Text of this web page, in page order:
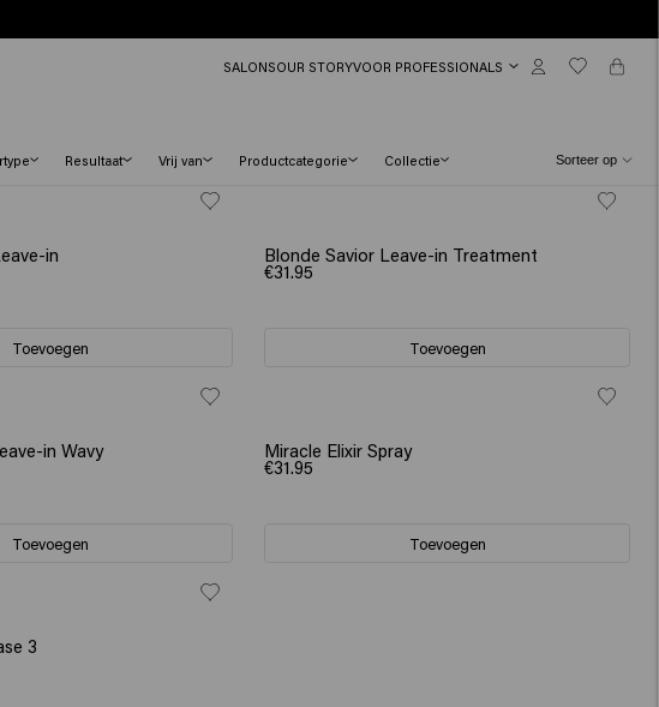
SALONSOUR STORYVOOR PROFESSIONALS
Resultaat Vrij van Productcategorie Collectie
in
Toevoegen
Blonde Savior Leave-in Treatment
€31.95
Toevoegen
in Wavy
Toevoegen
Miracle Elixir Spray
€31.95
Toevoegen
3